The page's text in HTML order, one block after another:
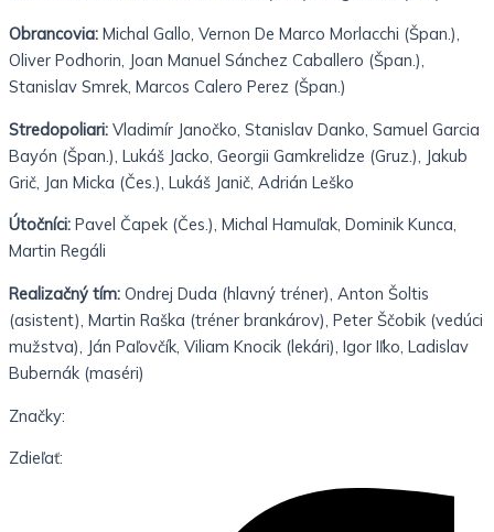
Obrancovia: Michal Gallo, Vernon De Marco Morlacchi (Špan.),
Oliver Podhorin, Joan Manuel Sánchez Caballero (Špan.),
Stanislav Smrek, Marcos Calero Perez (Špan.)
Stredopoliari: Vladimír Janočko, Stanislav Danko, Samuel Garcia
Bayón (Špan.), Lukáš Jacko, Georgii Gamkrelidze (Gruz.), Jakub
Grič, Jan Micka (Čes.), Lukáš Janič, Adrián Leško
Útočníci: Pavel Čapek (Čes.), Michal Hamuľak, Dominik Kunca,
Martin Regáli
Realizačný tím: Ondrej Duda (hlavný tréner), Anton Šoltis
(asistent), Martin Raška (tréner brankárov), Peter Ščobik (vedúci
mužstva), Ján Paľovčík, Viliam Knocik (lekári), Igor Iľko, Ladislav
Bubernák (maséri)
Značky:
Zdieľať: